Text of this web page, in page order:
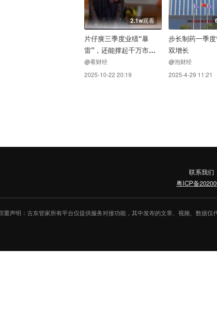
2.1w观看
片仔癀三季度业绩“暴
雷”，还能撑起千万市值
吗？
@看财经
2025-10-22 20:19
步长制药一季
双增长
@泡财经
2025-4-29 11:21
联系我们
粤ICP备
重声明：古东管家所有平台仅提供服务对接功能，其中发布的文章、视频、数据